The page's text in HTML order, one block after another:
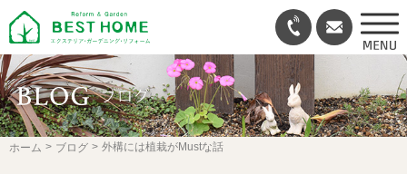
ホーム ブログ 外構には植栽がMustな話